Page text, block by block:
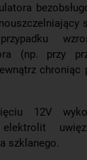
(np. przy
chroniąc
12V
elektrolit
szklanego.